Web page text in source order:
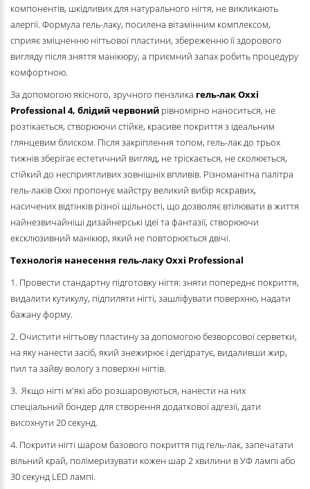
компонентів, шкідливих для натурального нігтя, не викликають
алергії. Формула гель-лаку, посилена вітамінним комплексом,
сприяє зміцненню нігтьової пластини, збереженню її здорового
вигляду після зняття манікюру, а приємний запах робить процедуру
комфортною.
За допомогою якісного, зручного пензлика гель-лак Oxxi
Professional 4, блідий червоний рівномірно наноситься, не
розтікається, створюючи стійке, красиве покриття з ідеальним
глянцевим блиском. Після закріплення топом, гель-лак до трьох
тижнів зберігає естетичний вигляд, не тріскається, не сколюється,
стійкий до несприятливих зовнішніх впливів. Різноманітна палітра
гель-лаків Oxxi пропонує майстру великий вибір яскравих,
насичених відтінків різної щільності, що дозволяє втілювати в життя
найнезвичайніші дизайнерські ідеї та фантазії, створюючи
ексклюзивний манікюр, який не повторюється двічі.
Технологія нанесення гель-лаку Oxxi Professional
1. Провести стандартну підготовку нігтя: зняти попереднє покриття,
видалити кутикулу, підпиляти нігті, зашліфувати поверхню, надати
бажану форму.
2. Очистити нігтьову пластину за допомогою безворсової серветки,
на яку нанести засіб, який знежирює і дегідратує, видаливши жир,
пил та зайву вологу з поверхні нігтів.
3. Якщо нігті м'які або розшаровуються, нанести на них
спеціальний бондер для створення додаткової адгезії, дати
висохнути 20 секунд.
4. Покрити нігті шаром базового покриття під гель-лак, запечатати
вільний край, полімеризувати кожен шар 2 хвилини в УФ лампі або
30 секунд LED лампі.